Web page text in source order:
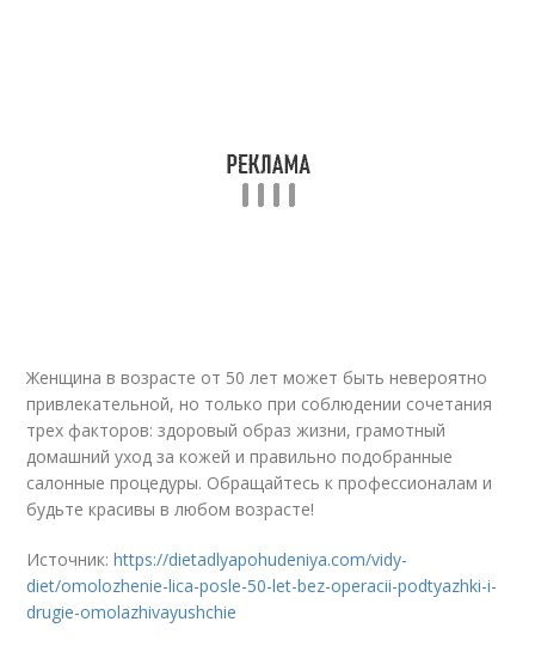
Женщина в возрасте от 50 лет может быть невероятно
привлекательной, но только при соблюдении сочетания
трех факторов: здоровый образ жизни, грамотный
домашний уход за кожей и правильно подобранные
салонные процедуры. Обращайтесь к профессионалам и
будьте красивы в любом возрасте!
Источник:https://dietadlyapohudeniya.com/vidy-
diet/omolozhenie-lica-posle-50-let-bez-operacii-podtyazhki-i-
drugie-omolazhivayushchie